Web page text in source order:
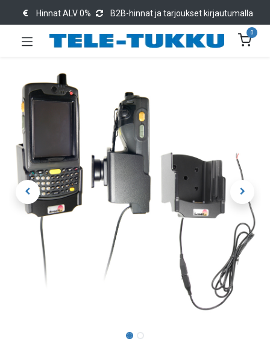
Hinnat ALV 0% B2B-hinnat ja tarjoukset kirjautumalla
0